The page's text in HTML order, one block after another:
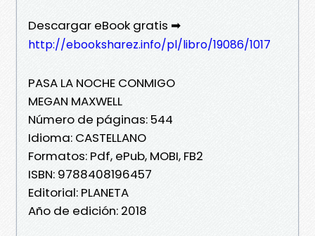
Descargar eBook gratis ➡
http://ebooksharez.info/pl/libro/19086/1017
PASA LA NOCHE CONMIGO
MEGAN MAXWELL
Número de páginas: 544
Idioma: CASTELLANO
Formatos: Pdf, ePub, MOBI, FB2
ISBN: 9788408196457
Editorial: PLANETA
Año de edición: 2018